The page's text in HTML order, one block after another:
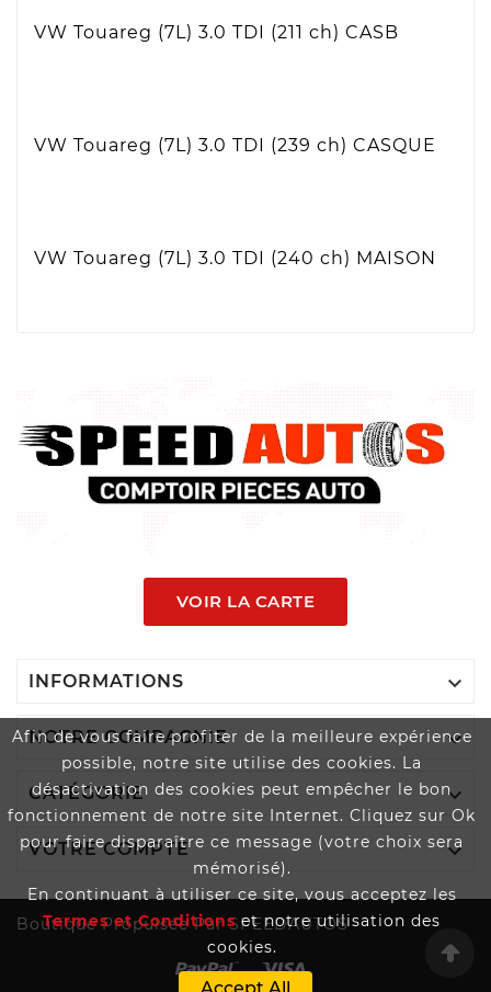
Afin de vous faire profiter de la meilleure expérience
possible, notre site utilise des cookies. La
désactivation des cookies peut empêcher le bon
fonctionnement de notre site Internet. Cliquez sur Ok
pour faire disparaître ce message (votre choix sera
mémorisé).
En continuant à utiliser ce site, vous acceptez les
Termes et Conditionset notre utilisation des
cookies.
VW Touareg (7L) 3.0 TDI (211 ch) CASB
VW Touareg (7L) 3.0 TDI (239 ch) CASQUE
VW Touareg (7L) 3.0 TDI (240 ch) MAISON
VOIR LA CARTE
INFORMATIONS 
NOTRE COMPAGNIE 
CATÉGORIE 
VOTRE COMPTE 
Boutique Propulsée Par SPEEDAUTOS